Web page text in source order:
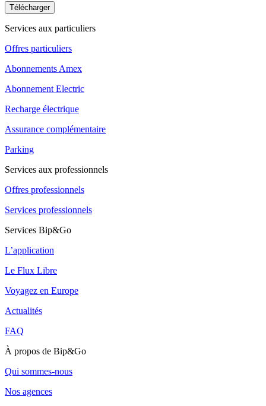
Télécharger
Services aux particuliers
Offres particuliers
Abonnements Amex
Abonnement Electric
Recharge électrique
Assurance complémentaire
Parking
Services aux professionnels
Offres professionnels
Services professionnels
Services Bip&Go
L’application
Le Flux Libre
Voyagez en Europe
Actualités
FAQ
À propos de Bip&Go
Qui sommes-nous
Nos agences